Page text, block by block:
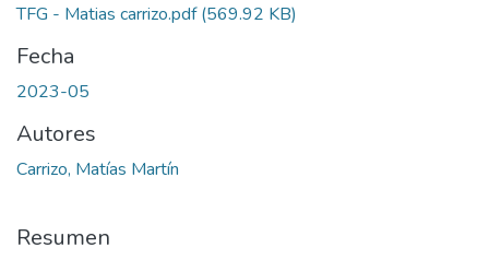
TFG - Matias carrizo.pdf(569.92 KB)
Fecha
2023-05
Autores
Carrizo, Matías Martín
Resumen